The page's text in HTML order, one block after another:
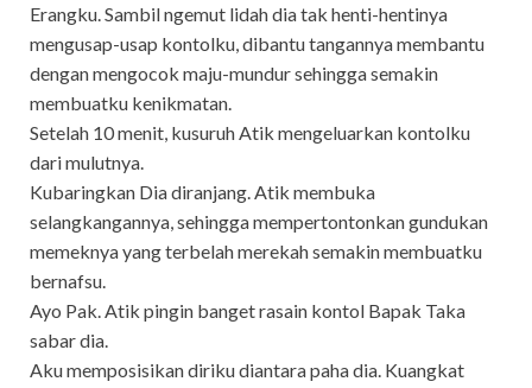
Erangku. Sambil ngemut lidah dia tak henti-hentinya
mengusap-usap kontolku, dibantu tangannya membantu
dengan mengocok maju-mundur sehingga semakin
membuatku kenikmatan.
Setelah 10 menit, kusuruh Atik mengeluarkan kontolku
dari mulutnya.
Kubaringkan Dia diranjang. Atik membuka
selangkangannya, sehingga mempertontonkan gundukan
memeknya yang terbelah merekah semakin membuatku
bernafsu.
Ayo Pak. Atik pingin banget rasain kontol Bapak Taka
sabar dia.
Aku memposisikan diriku diantara paha dia. Kuangkat